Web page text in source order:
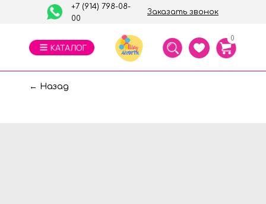
Заказать звонок
+7 (914) 798-08-
00
0
← Назад